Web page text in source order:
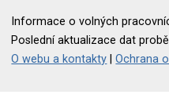
Informace o volných
Poslední aktualizace dat
O webu a kontakty |Ochrana